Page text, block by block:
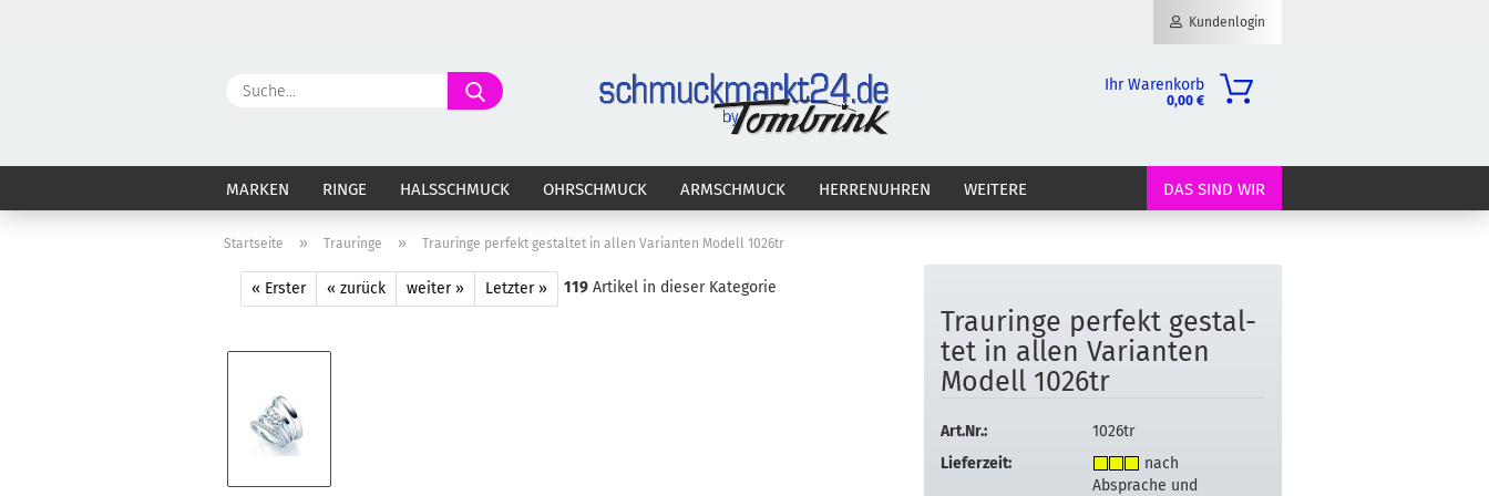
Kundenlogin
Konto erstellen
Passwort vergessen?
Suche... Ihr Warenkorb
0,00 €
MARKEN RINGE HALSSCHMUCK OHRSCHMUCK ARMSCHMUCK HERRENUHREN DAS SIND WIR
WEITERE
Startseite » Trauringe » Trauringe perfekt gestaltet in allen Varianten Modell 1026tr
« Erster « zurück weiter » Letzter » 119 Artikel in dieser Kategorie
Trau­rin­ge per­fekt ge­stal­
tet in allen Va­ri­an­ten
Mo­dell 1026tr
Art.Nr.:
1026tr
Lieferzeit:
nach
Absprache und